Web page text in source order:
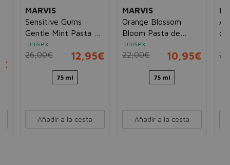
MARVIS
Sensitive Gums
Gentle Mint Pasta de
Dientes
unisex
26,00€ 12,95€
75 ml
Añadir a la cesta
MARVIS
Orange Blossom
Bloom Pasta de
Dientes
unisex
22,00€ 10,95€
75 ml
Añadir a la cesta